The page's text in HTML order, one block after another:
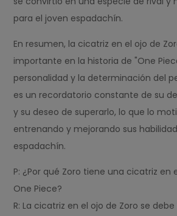
para el joven espadachín.
En resumen, la cicatriz en el ojo de
importante en la historia de "One
personalidad y la determinación del
es un recordatorio constante de su
y su deseo de superarlo, lo que lo
entrenando y mejorando sus
espadachín.
P: ¿Por qué Zoro tiene una cicatriz en
One Piece?
R: La cicatriz en el ojo de Zoro se